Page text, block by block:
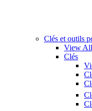
Clés et outils
View All
Clés